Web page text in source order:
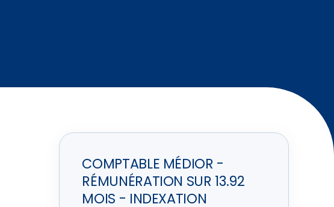
COMPTABLE MÉDIOR -
RÉMUNÉRATION SUR 13.92
MOIS - INDEXATION